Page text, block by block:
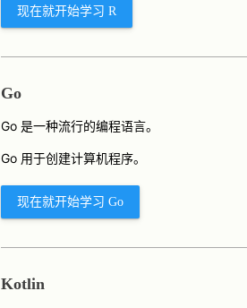
现在就开始学习 R
Go
Go 是一种流行的编程语言。
Go 用于创建计算机程序。
现在就开始学习 Go
Kotlin